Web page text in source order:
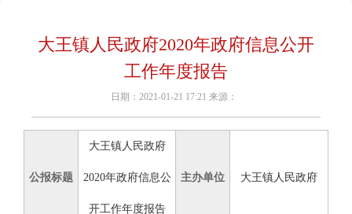
大王镇人民政府2020年政府信息公开
工作年度报告
日期：2021-01-21 17:21 来源：
公报标题
大王镇人民政府
2020年政府信息公
开工作年度报告
主办单位 大王镇人民政府